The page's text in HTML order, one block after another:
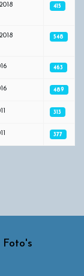
415
548
463
489
313
377